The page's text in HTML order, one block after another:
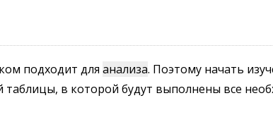
подходит для анализа. Поэтому начать
в которой будут выполнены все